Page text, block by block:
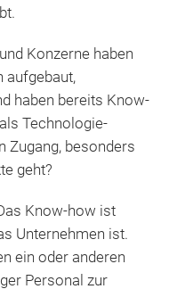
Konzerne haben
aufgebaut,
haben bereits Know-
Technologie-
Zugang, besonders
geht?
Know-how ist
Unternehmen ist.
ein oder anderen
Personal zur